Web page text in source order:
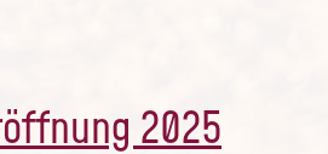
2025